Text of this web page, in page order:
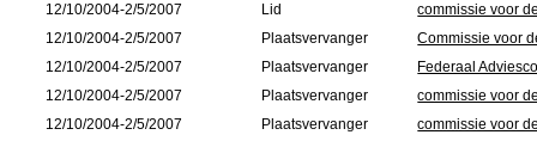
12/10/2004-2/5/2007
Lid
commissie voor
12/10/2004-2/5/2007
Plaatsvervanger
Commissie voor
12/10/2004-2/5/2007
Plaatsvervanger
Federaal
12/10/2004-2/5/2007
Plaatsvervanger
commissie voor
12/10/2004-2/5/2007
Plaatsvervanger
commissie voor